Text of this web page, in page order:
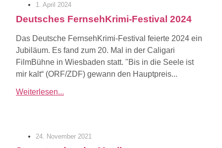
1. April 2024
Deutsches FernsehKrimi-Festival 2024
Das Deutsche FernsehKrimi-Festival feierte 2024 ein
Jubiläum. Es fand zum 20. Mal in der Caligari
FilmBühne in Wiesbaden statt. "Bis in die Seele ist
mir kalt“ (ORF/ZDF) gewann den Hauptpreis...
Weiterlesen...
24. November 2021